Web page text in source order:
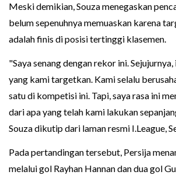
Meski demikian, Souza menegaskan
belum sepenuhnya memuaskan karena
adalah finis di posisi tertinggi klasemen.
"Saya senang dengan rekor ini.
yang kami targetkan. Kami selalu
satu di kompetisi ini. Tapi, saya rasa ini
dari apa yang telah kami lakukan
Souza dikutip dari laman resmi I.League,
Pada pertandingan tersebut, Persija
melalui gol Rayhan Hannan dan dua gol